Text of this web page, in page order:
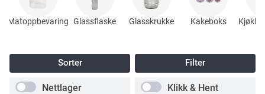
Matoppbevaring Glassflaske Glasskrukke Kakeboks
Nettlager Klikk & Hent
Filter
Sorter